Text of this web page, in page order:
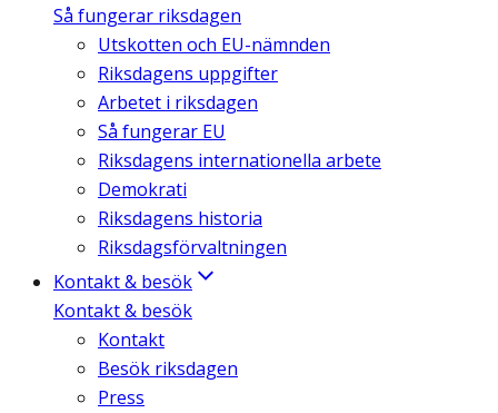
Så fungerar riksdagen
Utskotten och EU-nämnden
Riksdagens uppgifter
Arbetet i riksdagen
Så fungerar EU
Riksdagens internationella arbete
Demokrati
Riksdagens historia
Riksdagsförvaltningen
Kontakt & besök
Kontakt & besök
Kontakt
Besök riksdagen
Press